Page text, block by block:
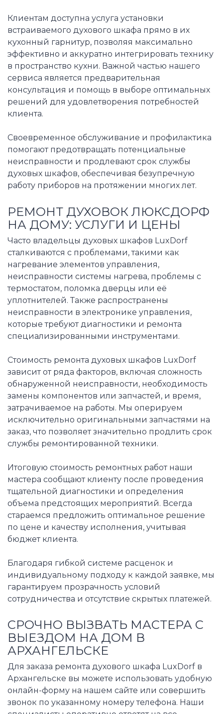
Клиентам доступна услуга установки
встраиваемого духового шкафа прямо в их
кухонный гарнитур, позволяя максимально
эффективно и аккуратно интегрировать технику
в пространство кухни. Важной частью нашего
сервиса является предварительная
консультация и помощь в выборе оптимальных
решений для удовлетворения потребностей
клиента.
Своевременное обслуживание и профилактика
помогают предотвращать потенциальные
неисправности и продлевают срок службы
духовых шкафов, обеспечивая безупречную
работу приборов на протяжении многих лет.
РЕМОНТ ДУХОВОК ЛЮКСДОРФ
НА ДОМУ: УСЛУГИ И ЦЕНЫ
Часто владельцы духовых шкафов LuxDorf
сталкиваются с проблемами, такими как
нагревание элементов управления,
неисправности системы нагрева, проблемы с
термостатом, поломка дверцы или её
уплотнителей. Также распространены
неисправности в электронике управления,
которые требуют диагностики и ремонта
специализированными инструментами.
Стоимость ремонта духовых шкафов LuxDorf
зависит от ряда факторов, включая сложность
обнаруженной неисправности, необходимость
замены компонентов или запчастей, и время,
затрачиваемое на работы. Мы оперируем
исключительно оригинальными запчастями на
заказ, что позволяет значительно продлить срок
службы ремонтированной техники.
Итоговую стоимость ремонтных работ наши
мастера сообщают клиенту после проведения
тщательной диагностики и определения
объема предстоящих мероприятий. Всегда
стараемся предложить оптимальное решение
по цене и качеству исполнения, учитывая
бюджет клиента.
Благодаря гибкой системе расценок и
индивидуальному подходу к каждой заявке, мы
гарантируем прозрачность условий
сотрудничества и отсутствие скрытых платежей.
СРОЧНО ВЫЗВАТЬ МАСТЕРА С
ВЫЕЗДОМ НА ДОМ В
АРХАНГЕЛЬСКЕ
Для заказа ремонта духового шкафа LuxDorf в
Архангельске вы можете использовать удобную
онлайн-форму на нашем сайте или совершить
звонок по указанному номеру телефона. Наши